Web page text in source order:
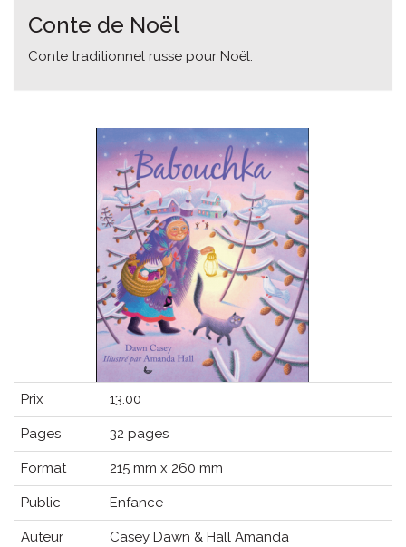
Conte de Noël
Conte traditionnel russe pour Noël.
Prix 13.00
Pages 32 pages
Format 215 mm x 260 mm
Public Enfance
Auteur Casey Dawn & Hall Amanda